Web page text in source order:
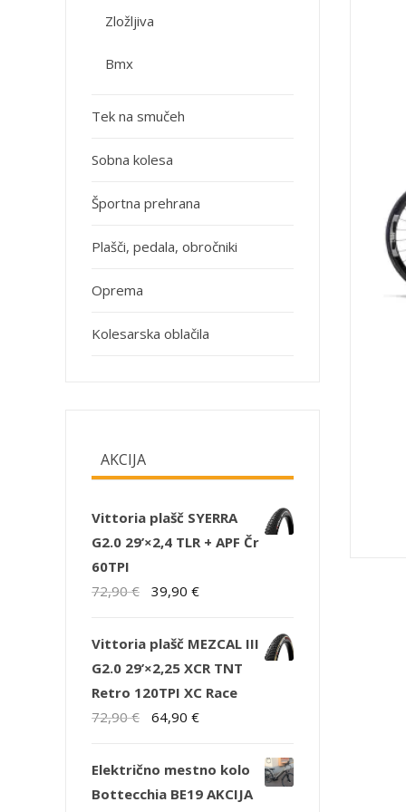
Zložljiva
Bmx
Tek na smučeh
Sobna kolesa
Športna prehrana
Plašči, pedala, obročniki
Oprema
Kolesarska oblačila
AKCIJA
Vittoria plašč SYERRA
G2.0 29’×2,4 TLR + APF Čr
60TPI
72,90€
Izvirna
je
bila:
72,90 €.
39,90€Trenutna
je:
39,90 €.
Vittoria plašč MEZCAL III
G2.0 29’×2,25 XCR TNT
Retro 120TPI XC Race
72,90€
Izvirna
je
bila:
64,90€Trenutna
je:
64,90 €.
Električno mestno kolo
Bottecchia BE19 AKCIJA